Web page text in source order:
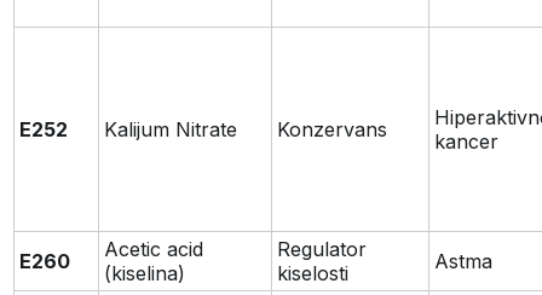
E252 Kalijum Nitrate Konzervans
kancer
E260
Acetic acid
(kiselina)
Regulator
kiselosti
Astma